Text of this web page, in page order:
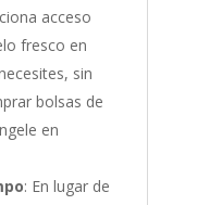
acceso
fresco en
sin
bolsas de
en
: En lugar de